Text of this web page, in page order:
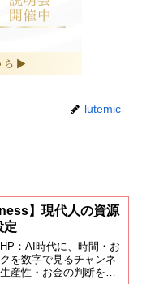
lutemic
】現代人の資源
定
：AI時代に、時間・お
を数字で見るチャンネ
産性・お金の判断を、